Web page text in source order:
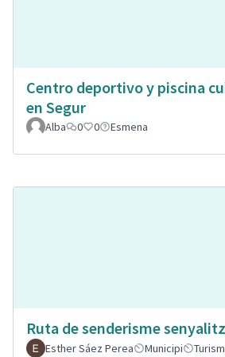
Centro deportivo y piscina
en Segur
Alba
0 0 Esmena
Ruta de senderisme
Esther Sáez Perea
Municipi